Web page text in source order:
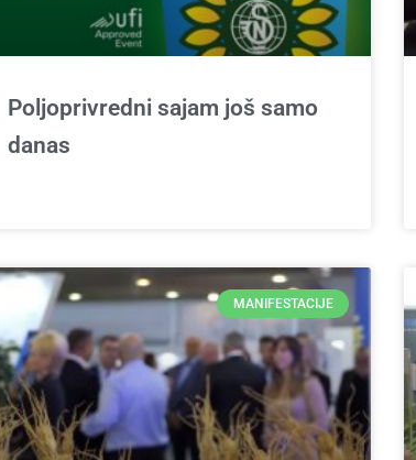
Poljoprivredni sajam još samo
danas
MANIFESTACIJE